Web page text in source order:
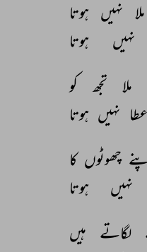
ملا نہیں ہوتا
نہیں
ہوتا
ملا تجھ
کو
عطا نہیں ہوتا
چھوٹوں کا
نہیں
ہوتا
لگاتے
ہیں